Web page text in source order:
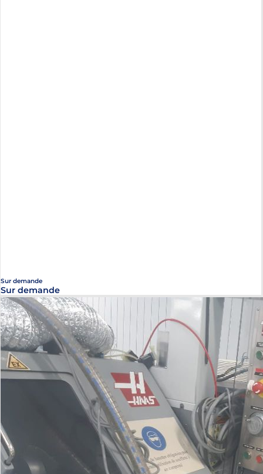
Sur demande
Sur demande